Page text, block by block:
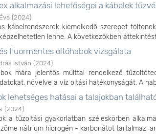
alkalmazási lehetőségei a kábelek
(2024)
kábelrendszerek kiemelkedő szerepet
lenne. A következőkben
fluormentes oltóhabok vizsgálata
István (2024)
mára jelentős múlttal rendelkező
növelve a víz oltási hatékonyságát. A
lehetséges hatásai a talajokban
(2024)
a tűzoltási gyakorlatban széleskörben
nátrium hidrogén - karbonátot tartalmaz,